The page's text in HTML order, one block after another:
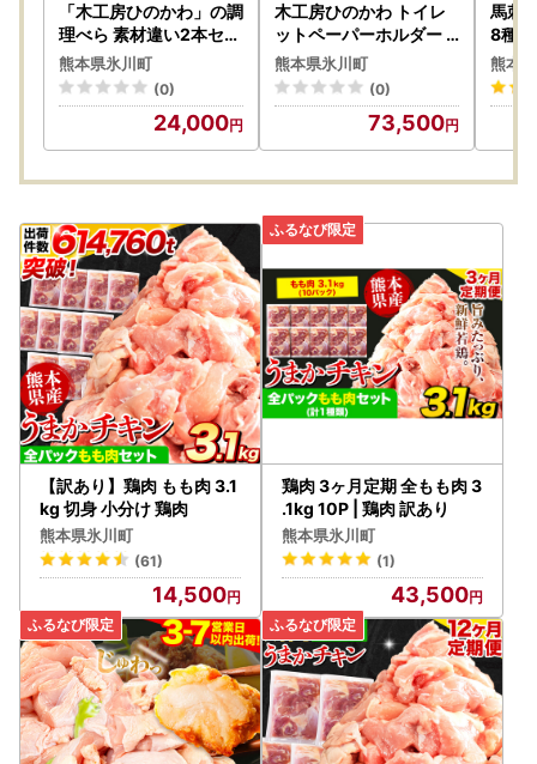
「木工房ひのかわ」の調
理べら 素材違い2本セッ
ト【右利き用】 木工房
ひのかわ ギフト 贈答 熊
本県氷川町産
熊本県氷川町
(0)
24,000
木工房ひのかわ トイレ
ットペーパーホルダー
メープル
熊本県氷川町
(0)
73,500
馬刺
8種
し
熊本
【訳あり】鶏肉 もも肉 3.1
kg 切身 小分け 鶏肉
熊本県氷川町
(61)
14,500
鶏肉 3ヶ月定期 全もも肉 3
.1kg 10P | 鶏肉 訳あり
熊本県氷川町
(1)
43,500